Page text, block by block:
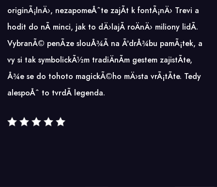
originÃ¡lnÄ›, nezapomeÅˆte zajÃ­t k fontÃ¡nÄ› Trevi a
hodit do nÃ­ minci, jak to dÄ›lajÃ­ roÄnÄ› miliony lidÃ­.
VybranÃ© penÃ­ze slouÅ¾Ã­ na ÃºdrÅ¾bu pamÃ¡tek, a
vy si tak symbolickÃ½m tradiÄnÃ­m gestem zajistÃ­te,
Å¾e se do tohoto magickÃ©ho mÄ›sta vrÃ¡tÃ­te. Tedy
alespoÅˆ to tvrdÃ­ legenda.